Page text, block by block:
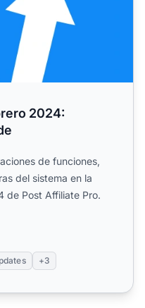
2024:
de funciones,
del sistema en la
de Post Affiliate Pro.
+3